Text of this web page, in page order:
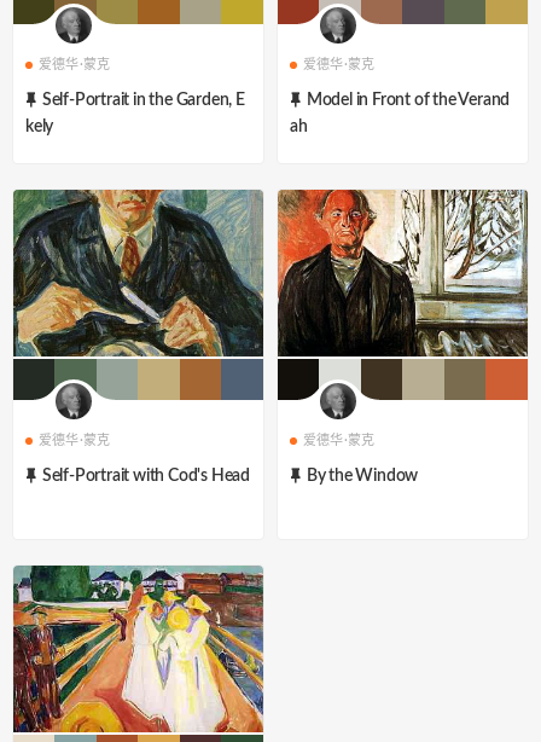
爱德华·蒙克
Self-Portrait in the Garden, E
kely
爱德华·蒙克
Model in Front of the Verand
ah
爱德华·蒙克
Self-Portrait with Cod's Head
爱德华·蒙克
By the Window